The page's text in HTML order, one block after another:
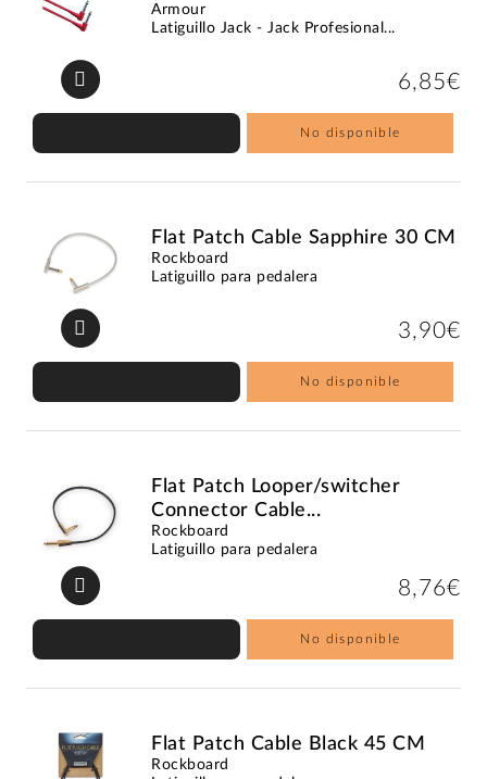
Armour
Latiguillo Jack - Jack Profesional...
6,85€
No disponible
Flat Patch Cable Sapphire 30 CM
Rockboard
Latiguillo para pedalera
3,90€
No disponible
Flat Patch Looper/switcher
Connector Cable...
Rockboard
Latiguillo para pedalera
8,76€
No disponible
Flat Patch Cable Black 45 CM
Rockboard